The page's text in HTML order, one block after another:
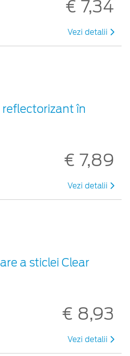
€ 7,34
Vezi detalii
în
€ 7,89
Vezi detalii
a sticlei Clear
€ 8,93
Vezi detalii